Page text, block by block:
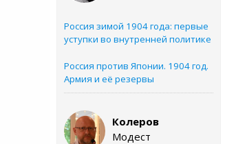
Россия зимой 1904 года: первые
уступки во внутренней политике
Россия против Японии. 1904 год.
Армия и её резервы
Колеров
Модест